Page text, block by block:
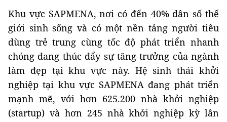
Khu vực SAPMENA, nơi có đến 40% dân số thế
giới sinh sống và có một nền tảng người tiêu
dùng trẻ trung cùng tốc độ phát triển nhanh
chóng đang thúc đẩy sự tăng trưởng của ngành
làm đẹp tại khu vực này. Hệ sinh thái khởi
nghiệp tại khu vực SAPMENA đang phát triển
mạnh mẽ, với hơn 625.200 nhà khởi nghiệp
(startup) và hơn 245 nhà khởi nghiệp kỳ lân